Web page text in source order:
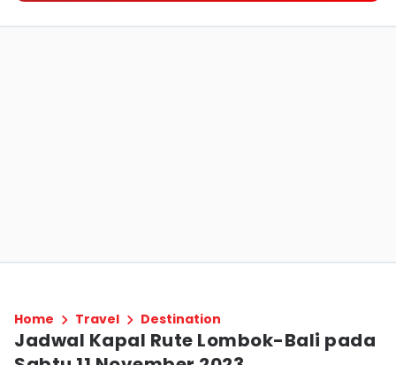
Home Travel Destination
Jadwal Kapal Rute Lombok-Bali pada